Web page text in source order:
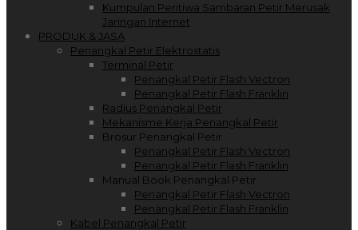
Kumpulan Peritiwa Sambaran Petir Merusak
Jaringan Internet
PRODUK & JASA
Penangkal Petir Elektrostatis
Terminal Petir
Penangkal Petir Flash Vectron
Penangkal Petir Flash Franklin
Radius Penangkal Petir
Mekanisme Kerja Penangkal Petir
Brosur Penangkal Petir
Penangkal Petir Flash Vectron
Penangkal Petir Flash Franklin
Manual Book Penangkal Petir
Penangkal Petir Flash Vectron
Penangkal Petir Flash Franklin
Kabel Penangkal Petir